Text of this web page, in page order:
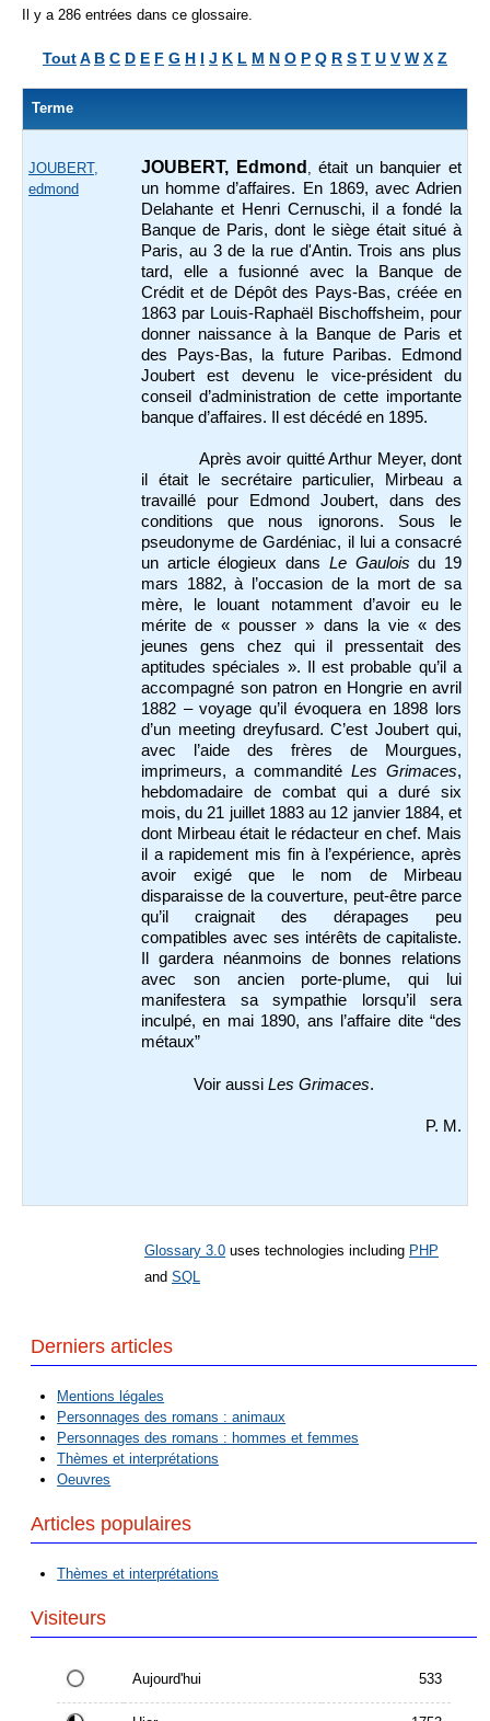
Il y a 286 entrées dans ce glossaire.
ToutA B C D E F G H I J K L M N O P Q R S T U V W X Z
Terme
JOUBERT,
edmond
JOUBERT, Edmond ,était un banquier et
un homme d’affaires. En 1869, avec Adrien
Delahante et Henri Cernuschi, il a fondé la
Banque de Paris, dont le siège était situé à
Paris, au 3 de la rue d'Antin. Trois ans plus
tard, elle a fusionné avec la Banque de
Crédit et de Dépôt des Pays-Bas, créée en
1863 par Louis-Raphaël Bischoffsheim, pour
donner naissance à la Banque de Paris et
des Pays-Bas, la future Paribas. Edmond
Joubert est devenu le vice-président du
conseil d’administration de cette importante
banque d’affaires. Il est décédé en 1895.
Après avoir quitté Arthur Meyer, dont
il était le secrétaire particulier, Mirbeau a
travaillé pour Edmond Joubert, dans des
conditions que nous ignorons. Sous le
pseudonyme de Gardéniac, il lui a consacré
un article élogieux dans Le Gaulois du 19
mars 1882, à l’occasion de la mort de sa
mère, le louant notamment d’avoir eu le
mérite de « pousser » dans la vie « des
jeunes gens chez qui il pressentait des
aptitudes spéciales ». Il est probable qu’il a
accompagné son patron en Hongrie en avril
1882 – voyage qu’il évoquera en 1898 lors
d’un meeting dreyfusard. C’est Joubert qui,
avec l’aide des frères de Mourgues,
imprimeurs, a commandité Les Grimaces,
hebdomadaire de combat qui a duré six
mois, du 21 juillet 1883 au 12 janvier 1884, et
dont Mirbeau était le rédacteur en chef. Mais
il a rapidement mis fin à l’expérience, après
avoir exigé que le nom de Mirbeau
disparaisse de la couverture, peut-être parce
qu’il craignait des dérapages peu
compatibles avec ses intérêts de capitaliste.
Il gardera néanmoins de bonnes relations
avec son ancien porte-plume, qui lui
manifestera sa sympathie lorsqu’il sera
inculpé, en mai 1890, ans l’affaire dite “des
métaux”
Voir aussi Les Grimaces.
P. M.
Glossary 3.0 uses technologies including PHP
and SQL
Derniers articles
Mentions légales
Personnages des romans : animaux
Personnages des romans : hommes et femmes
Thèmes et interprétations
Oeuvres
Articles populaires
Thèmes et interprétations
Visiteurs
Aujourd'hui 533